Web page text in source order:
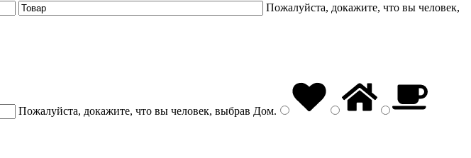
Пожалуйста, докажите, что вы человек,
Пожалуйста, докажите, что вы человек, выбрав Дом.